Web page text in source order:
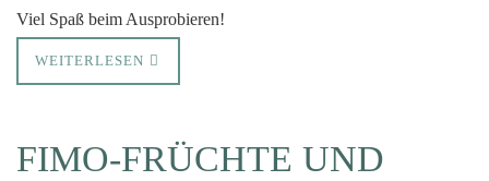
Viel Spaß beim Ausprobieren!
WEITERLESEN
FIMO-FRÜCHTE UND